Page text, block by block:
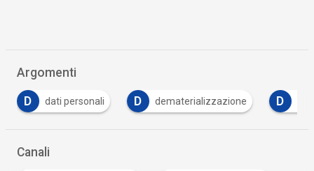
Argomenti
D dati personali D dematerializzazione D
Canali